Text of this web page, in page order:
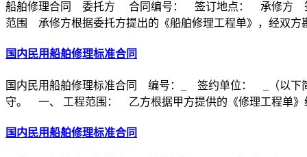
船舶修理合同 委托方 合同编号： 签订地点： 承修方
范围 承修方根据委托方提出的《船舶修理工程单》，经双方
国内民用船舶修理标准合同
国内民用船舶修理标准合同 编号：_ 签约单位： _（以下
守。 一、 工程范围： 乙方根据甲方提供的《修理工程单》
国内民用船舶修理标准合同